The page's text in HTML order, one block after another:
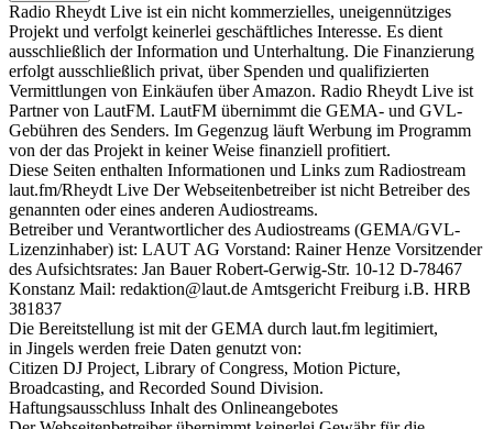
Radio Rheydt Live ist ein nicht kommerzielles, uneigennütziges
Projekt und verfolgt keinerlei geschäftliches Interesse. Es dient
ausschließlich der Information und Unterhaltung. Die Finanzierung
erfolgt ausschließlich privat, über Spenden und qualifizierten
Vermittlungen von Einkäufen über Amazon. Radio Rheydt Live ist
Partner von LautFM. LautFM übernimmt die GEMA- und GVL-
Gebühren des Senders. Im Gegenzug läuft Werbung im Programm
von der das Projekt in keiner Weise finanziell profitiert.
Diese Seiten enthalten Informationen und Links zum Radiostream
laut.fm/Rheydt Live Der Webseitenbetreiber ist nicht Betreiber des
genannten oder eines anderen Audiostreams.
Betreiber und Verantwortlicher des Audiostreams (GEMA/GVL-
Lizenzinhaber) ist: LAUT AG Vorstand: Rainer Henze Vorsitzender
des Aufsichtsrates: Jan Bauer Robert-Gerwig-Str. 10-12 D-78467
Konstanz Mail: redaktion@laut.de Amtsgericht Freiburg i.B. HRB
381837
Die Bereitstellung ist mit der GEMA durch laut.fm legitimiert,
in Jingels werden freie Daten genutzt von:
Citizen DJ Project, Library of Congress, Motion Picture,
Broadcasting, and Recorded Sound Division.
Haftungsausschluss Inhalt des Onlineangebotes